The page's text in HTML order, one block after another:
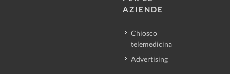
AZIENDE
Chiosco
telemedicina
Advertising